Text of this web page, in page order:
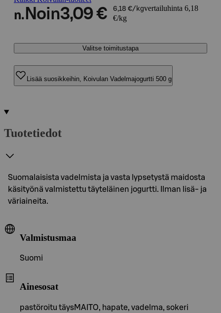
n. Noin3,09 € 6,18 €/kgvertailuhinta 6,18
€/kg
Valitse toimitustapa
Lisää suosikkeihin, Koivulan Vadelmajogurtti 500 g
Tuotetiedot
Suomalaisista vadelmista ja vasta lypsetystä maidosta
käsityönä valmistettu täyteläinen jogurtti. Ilman lisä- ja
väriaineita.
Valmistusmaa
Suomi
Ainesosat
pastöroitu täysMAITO, hapate, vadelma, sokeri